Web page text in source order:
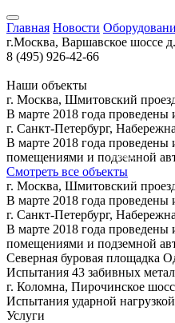
Главная Новости
г.Москва, Варшавское шоссе
8 (495) 926-42-66
Наши объекты
г. Москва, Шмитовский
В марте 2018 года проведены
г. Санкт-Петербург,
В марте 2018 года
помещениями и подземной
Смотреть все объекты
Москва
Санкт-
Коломна
г. Москва, Шмитовский
В марте 2018 года проведены
г. Санкт-Петербург,
В марте 2018 года
помещениями и подземной
Северная буровая площадка
Испытания 43 забивных
г. Коломна, Пирочинское
Испытания ударной
Услуги